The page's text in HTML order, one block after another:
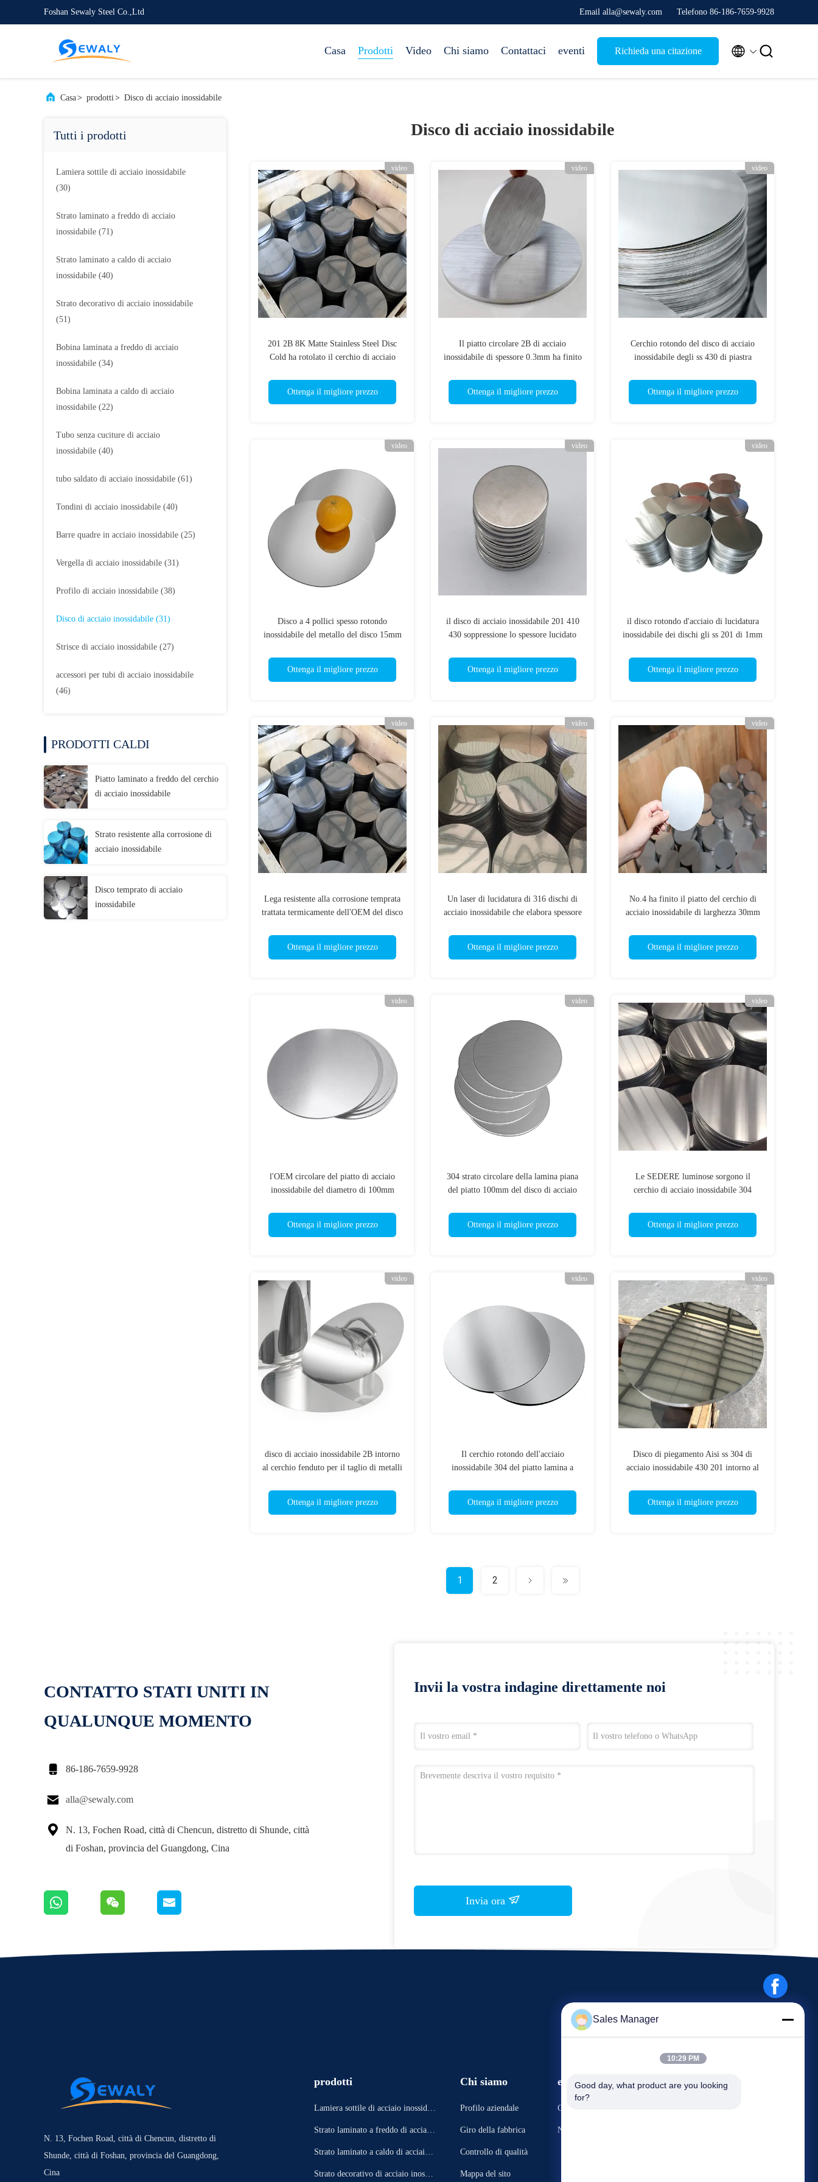
Foshan Sewaly Steel Co.,Ltd Email alla@sewaly.com Telefono 86-186-7659-9928
Casa Prodotti Video Chi siamo Contattaci eventi Richieda una citazione  
Casa> prodotti> Disco di acciaio inossidabile
Tutti i prodotti
Lamiera sottile di acciaio inossidabile
(30)
Strato laminato a freddo di acciaio
inossidabile (71)
Strato laminato a caldo di acciaio
inossidabile (40)
Strato decorativo di acciaio inossidabile
(51)
Bobina laminata a freddo di acciaio
inossidabile (34)
Bobina laminata a caldo di acciaio
inossidabile (22)
Tubo senza cuciture di acciaio
inossidabile (40)
tubo saldato di acciaio inossidabile (61)
Tondini di acciaio inossidabile (40)
Barre quadre in acciaio inossidabile (25)
Vergella di acciaio inossidabile (31)
Profilo di acciaio inossidabile (38)
Disco di acciaio inossidabile (31)
Strisce di acciaio inossidabile (27)
accessori per tubi di acciaio inossidabile
(46)
PRODOTTI CALDI
Piatto laminato a freddo del cerchio
di acciaio inossidabile
Strato resistente alla corrosione di
acciaio inossidabile
Disco temprato di acciaio
inossidabile
Disco di acciaio inossidabile
video
201 2B 8K Matte Stainless Steel Disc
Cold ha rotolato il cerchio di acciaio
Ottenga il migliore prezzo
video
Il piatto circolare 2B di acciaio
inossidabile di spessore 0.3mm ha finito
Ottenga il migliore prezzo
video
Cerchio rotondo del disco di acciaio
inossidabile degli ss 430 di piastra
Ottenga il migliore prezzo
video
Disco a 4 pollici spesso rotondo
inossidabile del metallo del disco 15mm
Ottenga il migliore prezzo
video
il disco di acciaio inossidabile 201 410
430 soppressione lo spessore lucidato
Ottenga il migliore prezzo
video
il disco rotondo d'acciaio di lucidatura
inossidabile dei dischi gli ss 201 di 1mm
Ottenga il migliore prezzo
video
Lega resistente alla corrosione temprata
trattata termicamente dell'OEM del disco
Ottenga il migliore prezzo
video
Un laser di lucidatura di 316 dischi di
acciaio inossidabile che elabora spessore
Ottenga il migliore prezzo
video
No.4 ha finito il piatto del cerchio di
acciaio inossidabile di larghezza 30mm
Ottenga il migliore prezzo
video
l'OEM circolare del piatto di acciaio
inossidabile del diametro di 100mm
Ottenga il migliore prezzo
video
304 strato circolare della lamina piana
del piatto 100mm del disco di acciaio
Ottenga il migliore prezzo
video
Le SEDERE luminose sorgono il
cerchio di acciaio inossidabile 304
Ottenga il migliore prezzo
video
disco di acciaio inossidabile 2B intorno
al cerchio fenduto per il taglio di metalli
Ottenga il migliore prezzo
video
Il cerchio rotondo dell'acciaio
inossidabile 304 del piatto lamina a
Ottenga il migliore prezzo
video
Disco di piegamento Aisi ss 304 di
acciaio inossidabile 430 201 intorno al
Ottenga il migliore prezzo
1 2
CONTATTO STATI UNITI IN
QUALUNQUE MOMENTO
 86-186-7659-9928
 alla@sewaly.com

N. 13, Fochen Road, città di Chencun, distretto di Shunde, città
di Foshan, provincia del Guangdong, Cina
Invii la vostra indagine direttamente noi
Invia ora
N. 13, Fochen Road, città di Chencun, distretto di
Shunde, città di Foshan, provincia del Guangdong,
Cina
prodotti
Lamiera sottile di acciaio inossidab
Strato laminato a freddo di acciaio
Strato laminato a caldo di acciaio i
Strato decorativo di acciaio inossid
Chi siamo
Profilo aziendale
Giro della fabbrica
Controllo di qualità
Mappa del sito
eventi
Casi
Notizie
Richieda una citazione
Sales Manager
10:29 PM
Good day, what product are you looking
for?